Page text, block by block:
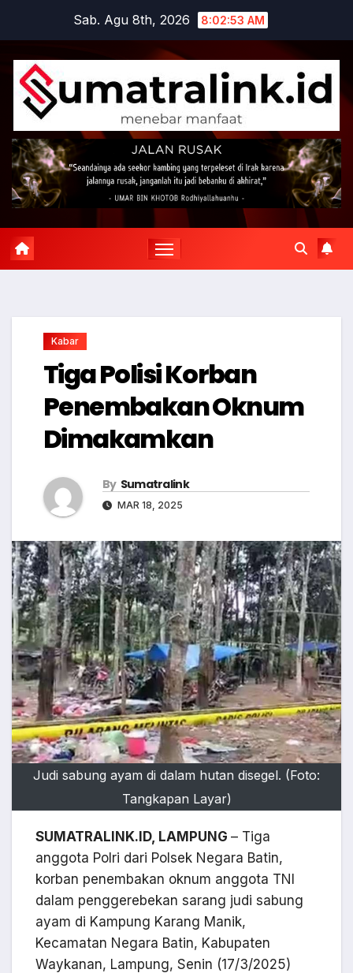
content
Sab. Agu 8th, 2026 8:02:54 AM
Kabar
Tiga Polisi Korban
Penembakan Oknum
Dimakamkan
By Sumatralink
MAR 18, 2025
Judi sabung ayam di dalam hutan disegel. (Foto:
Tangkapan Layar)
SUMATRALINK.ID, LAMPUNG – Tiga
anggota Polri dari Polsek Negara Batin,
korban penembakan oknum anggota TNI
dalam penggerebekan sarang judi sabung
ayam di Kampung Karang Manik,
Kecamatan Negara Batin, Kabupaten
Waykanan, Lampung, Senin (17/3/2025)